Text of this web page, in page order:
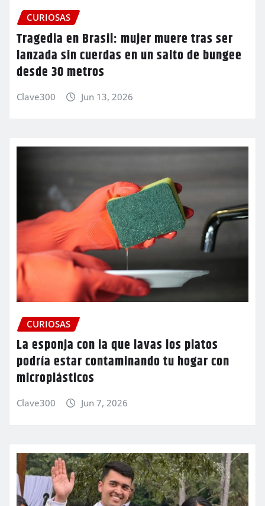
CURIOSAS
Tragedia en Brasil: mujer muere tras ser
lanzada sin cuerdas en un salto de bungee
desde 30 metros
Clave300 Jun 13, 2026
CURIOSAS
La esponja con la que lavas los platos
podría estar contaminando tu hogar con
microplásticos
Clave300 Jun 7, 2026